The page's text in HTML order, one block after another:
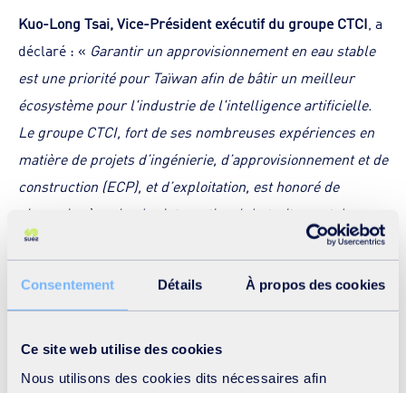
Consentement Détails À propos des cookies
Ce site web utilise des cookies
Nous utilisons des cookies dits nécessaires afin
Kuo-Long Tsai, Vice-Président exécutif du groupe CTCI , a
déclaré : « Garantir un approvisionnement en eau stable
est une priorité pour Taïwan afin de bâtir un meilleur
écosystème pour l'industrie de l'intelligence artificielle.
Le groupe CTCI, fort de ses nombreuses expériences en
matière de projets d’ingénierie, d’approvisionnement et de
construction (ECP), et d’exploitation, est honoré de
s'associer à un leader international du traitement de
l'eau, SUEZ, et à l'entrepreneur maritime national réputé,
construire la première usine publique de dessalement
de 100 000 mètres cubes par jour. Cette installation est
conçue non seulement pour assurer l'approvisionnement